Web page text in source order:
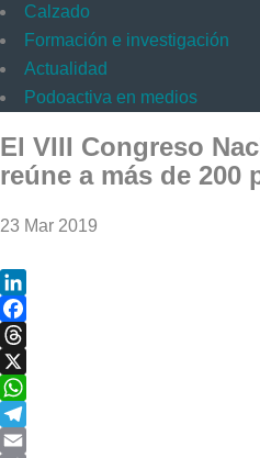
Calzado
Formación e investigación
Actualidad
Podoactiva en medios
El VIII Congreso
reúne a más de 200
23 Mar 2019
LinkedIn
Facebook
Threads
X
WhatsApp
Telegram